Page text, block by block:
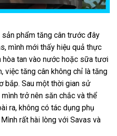
phẩm tăng cân trước đây
mình mới thấy hiệu quả thực
hòa tan vào nước hoặc sữa tươi
việc tăng cân không chỉ là tăng
bắp. Sau một thời gian sử
trở nên săn chắc và thể
ra, không có tác dụng phụ
rất hài lòng với Savas và